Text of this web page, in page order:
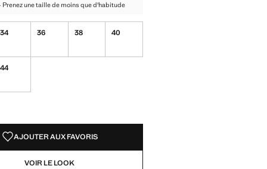
Prenez une taille de moins que d'habitude
34 36 38 40
44
AJOUTER AUX FAVORIS
VOIR LE LOOK